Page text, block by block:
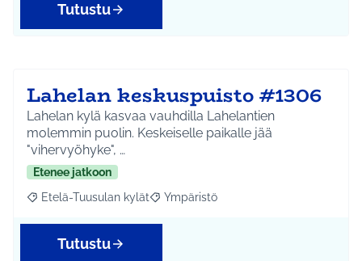
Tutustu
Lahelan keskuspuisto #1306
Lahelan kylä kasvaa vauhdilla Lahelantien
molemmin puolin. Keskeiselle paikalle jää
"vihervyöhyke", …
Etenee jatkoon
Rajaa tulokset aihepiirin mukaan: Etelä-Tuusulan kylät
Etelä-Tuusulan kylät Rajaa tulokset teeman mukaan:
Ympäristö
Tutustu